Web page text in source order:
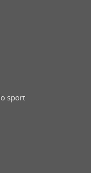
sport